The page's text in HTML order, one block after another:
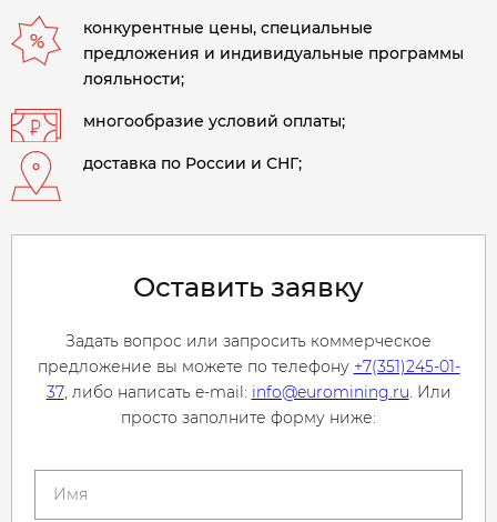
конкурентные цены, специальные
предложения и индивидуальные программы
лояльности;
многообразие условий оплаты;
доставка по России и СНГ;
Оставить заявку
Задать вопрос или запросить коммерческое
предложение вы можете по телефону +7(351)245-01-
37, либо написать e-mail: info@euromining.ru. Или
просто заполните форму ниже: